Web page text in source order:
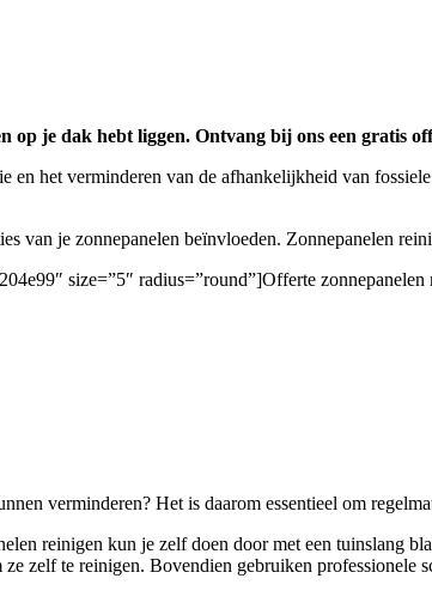
je dak hebt liggen. Ontvang bij ons een gratis
het verminderen van de afhankelijkheid van
van je zonnepanelen beïnvloeden. Zonnepanelen
size=”5″ radius=”round”]Offerte
verminderen? Het is daarom essentieel om
reinigen kun je zelf doen door met een tuinslang
zelf te reinigen. Bovendien gebruiken professionele